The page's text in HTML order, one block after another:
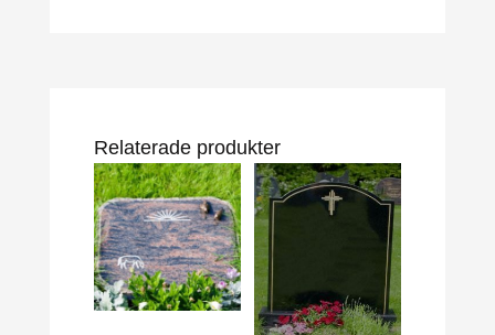
Relaterade produkter